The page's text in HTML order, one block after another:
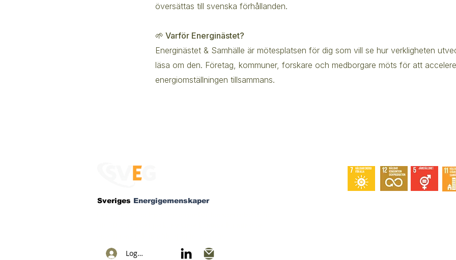
översättas till svenska förhållanden.
🌱 Varför Energinästet?
Energinästet & Samhälle är mötesplatsen för dig som vill se hur verkligheten
läsa om den. Företag, kommuner, forskare och medborgare möts för att
energiomställningen tillsammans.
Sveriges Energigemenskaper
Logga in